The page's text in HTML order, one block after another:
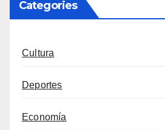
Categories
Cultura
Deportes
Economía